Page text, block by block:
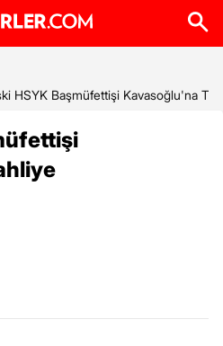
HSYK Başmüfettişi Kavasoğlu'na